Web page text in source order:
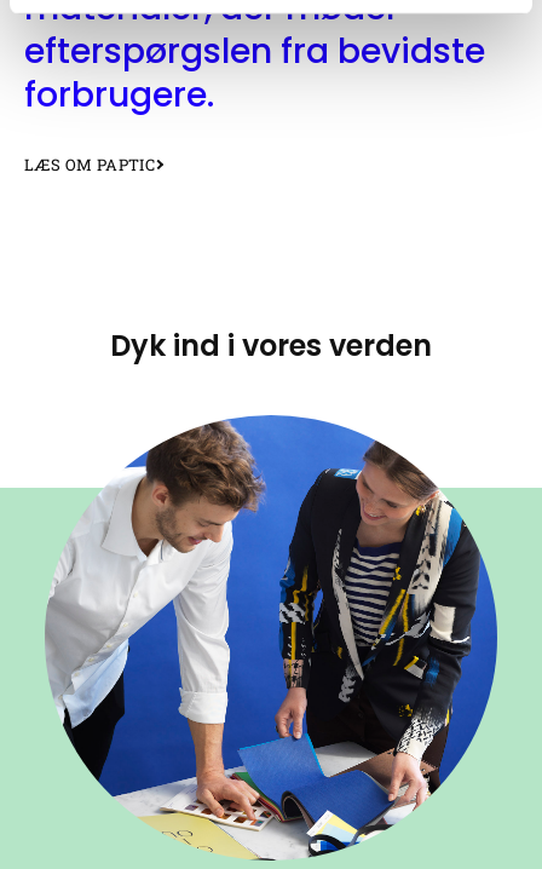
efterspørgslen fra bevidste
forbrugere.
LÆS OM PAPTIC
Dyk ind i vores verden